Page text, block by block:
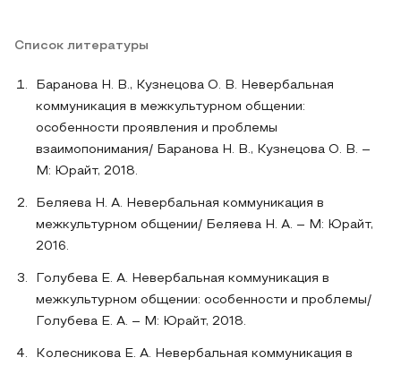
Список литературы
Баранова Н. В., Кузнецова О. В. Невербальная
коммуникация в межкультурном общении:
особенности проявления и проблемы
взаимопонимания/ Баранова Н. В., Кузнецова О. В. –
M: Юрайт, 2018.
Беляева Н. А. Невербальная коммуникация в
межкультурном общении/ Беляева Н. А. – М: Юрайт,
2016.
Голубева Е. А. Невербальная коммуникация в
межкультурном общении: особенности и проблемы/
Голубева Е. А. – М: Юрайт, 2018.
Колесникова Е. А. Невербальная коммуникация в